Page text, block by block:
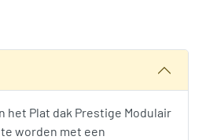
het Plat dak Prestige Modulair
worden met een